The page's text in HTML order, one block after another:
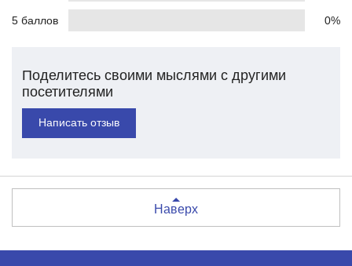
5 баллов 0%
Поделитесь своими мыслями с другими
посетителями
Написать отзыв
Наверх